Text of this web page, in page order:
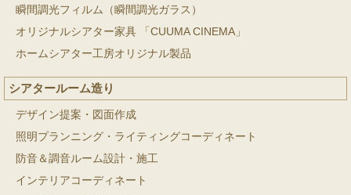
瞬間調光フィルム（瞬間調光ガラス）
オリジナルシアター家具 「CUUMA CINEMA」
ホームシアター工房オリジナル製品
シアタールーム造り
デザイン提案・図面作成
照明プランニング・ライティングコーディネート
防音＆調音ルーム設計・施工
インテリアコーディネート